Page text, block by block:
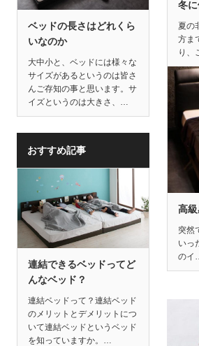
ベッドの長さはどれくら
いなのか
大中小と、ベッドには様々な
サイズがあるというのは皆さ
んご存知の事と思います。サ
イズというのは大きさ、…
おすすめ記事
連結できるベッドってど
んなベッド？
連結ベッドって？連結ベッド
のメリットとデメリットにつ
いて連結ベッドというベッド
を知っていますか。…
冬
夏の
方ま
り、
高
突然
いっ
のイ…